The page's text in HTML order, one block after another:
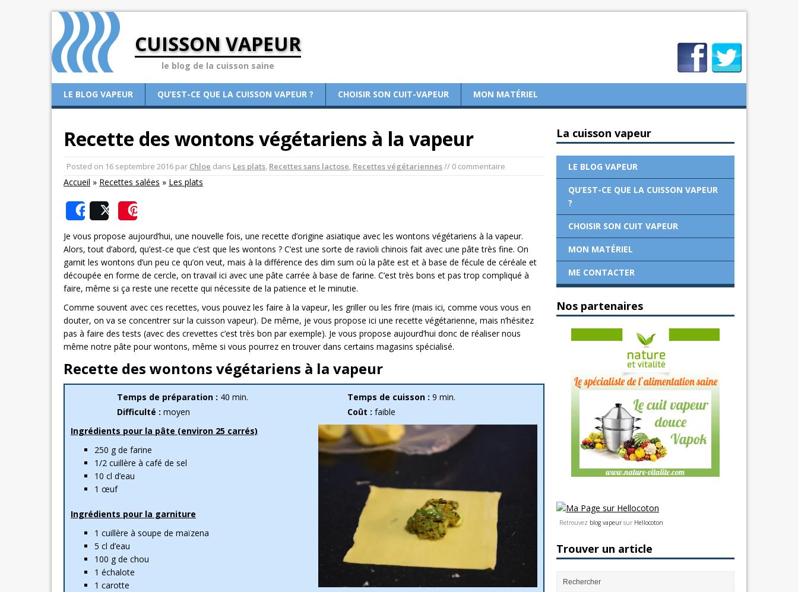
CUISSON VAPEUR
le blog de la cuisson saine
LE BLOG VAPEUR QU’EST-CE QUE LA CUISSON VAPEUR ? CHOISIR SON CUIT-VAPEUR MON MATÉRIEL
Recette des wontons végétariens à la vapeur
Posted on 16 septembre 2016 par Chloe dans Les plats, Recettes sans lactose, Recettes végétariennes// 0 commentaire
Accueil » Recettes salées » Les plats
SharePost
Je vous propose aujourd’hui, une nouvelle fois, une recette d’origine asiatique avec les wontons végétariens à la vapeur.
Alors, tout d’abord, qu’est-ce que c’est que les wontons ? C’est une sorte de ravioli chinois fait avec une pâte très fine. On
garnit les wontons d’un peu ce qu’on veut, mais à la différence des dim sum où la pâte est et à base de fécule de céréale et
découpée en forme de cercle, on travail ici avec une pâte carrée à base de farine. C’est très bons et pas trop compliqué à
faire, même si ça reste une recette qui nécessite de la patience et le minutie.
Comme souvent avec ces recettes, vous pouvez les faire à la vapeur, les griller ou les frire (mais ici, comme vous vous en
douter, on va se concentrer sur la cuisson vapeur). De même, je vous propose ici une recette végétarienne, mais n’hésitez
pas à faire des tests (avec des crevettes c’est très bon par exemple). Je vous propose aujourd’hui donc de réaliser nous
même notre pâte pour wontons, même si vous pourrez en trouver dans certains magasins spécialisé.
Recette des wontons végétariens à la vapeur
Temps de préparation : 40 min. Temps de cuisson : 9 min.
Difficulté : moyen Coût : faible
Ingrédients pour la pâte (environ 25 carrés)
250 g de farine
1/2 cuillère à café de sel
10 cl d’eau
1 œuf
Ingrédients pour la garniture
1 cuillère à soupe de maïzena
5 cl d’eau
100 g de chou
1 échalote
1 carotte
La cuisson vapeur
LE BLOG VAPEUR
QU’EST-CE QUE LA CUISSON VAPEUR
?
CHOISIR SON CUIT VAPEUR
MON MATÉRIEL
ME CONTACTER
Nos partenaires
Retrouvez blog vapeur sur Hellocoton
Trouver un article